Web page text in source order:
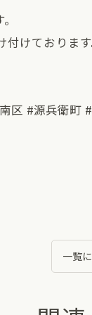
けております
区 #源兵衛町
一覧